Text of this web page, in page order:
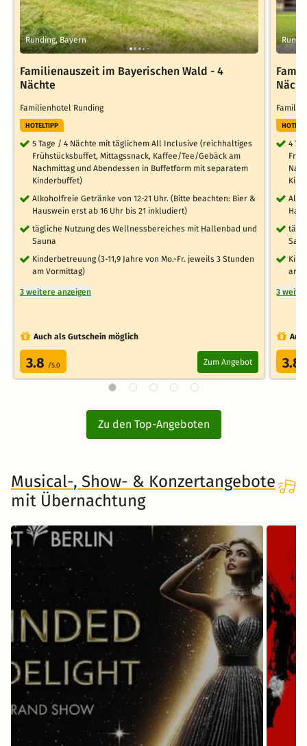
Runding, Bayern
Familienauszeit im Bayerischen Wald - 4
Nächte
Familienhotel Runding
HOTELTIPP
5 Tage / 4 Nächte mit täglichem All Inclusive (reichhaltiges
Frühstücksbuffet, Mittagssnack, Kaffee/Tee/Gebäck am
Nachmittag und Abendessen in Buffetform mit separatem
Kinderbuffet)
Alkoholfreie Getränke von 12-21 Uhr. (Bitte beachten: Bier &
Hauswein erst ab 16 Uhr bis 21 inkludiert)
tägliche Nutzung des Wellnessbereiches mit Hallenbad und
Sauna
Kinderbetreuung (3-11,9 Jahre von Mo.-Fr. jeweils 3 Stunden
am Vormittag)
3 weitere anzeigen
Auch als Gutschein möglich
3.8 /5.0 Zum Angebot
4
am
3
3.8
Zu den Top-Angeboten
Musical-, Show- & Konzertangebote
mit Übernachtung